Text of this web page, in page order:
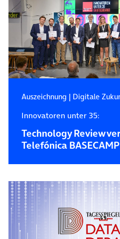
Auszeichnung | Digitale
Innovatoren unter 35:
Technology Review
Telefónica BASECAMP